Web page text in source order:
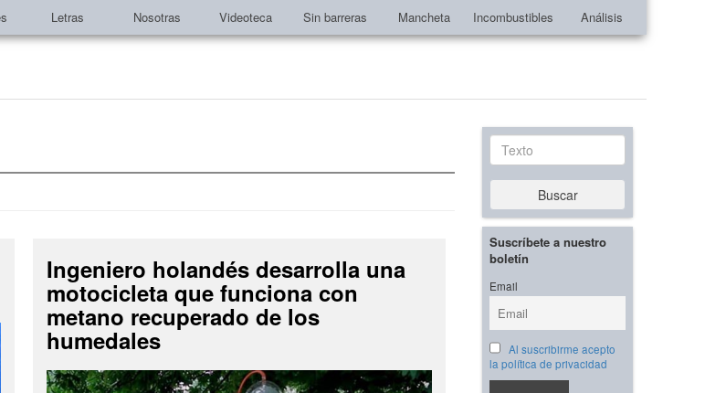
Letras Nosotras Videoteca Sin barreras Mancheta Incombustibles Análisis
Ingeniero holandés desarrolla una
motocicleta que funciona con
metano recuperado de los
humedales
Texto
Buscar
Suscríbete a nuestro
boletín
Email
Al suscribirme acepto
la política de privacidad